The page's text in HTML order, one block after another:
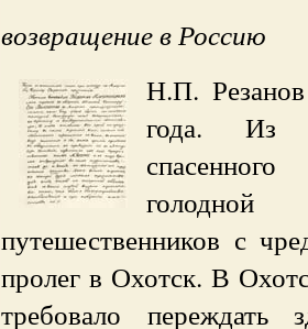
возвращение в Россию
Н.П.
года. Из
путешественников с
пролег в Охотск. В
требовало